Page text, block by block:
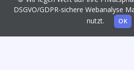
DSGVO/GDPR-sichere Webanalyse
nutzt.
OK